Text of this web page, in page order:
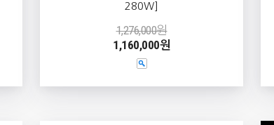
280W]
1,276,000원
1,160,000원